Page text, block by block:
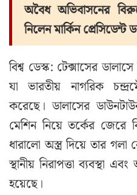
অবৈধ অভিবাসনের
নিলেন মার্কিন প্রেসিডেন্ট
বিশ্ব ডেস্ক: টেক্সাসের
যা ভারতীয় নাগরিক
করেছে। ডালাসের
মেশিন নিয়ে তর্কের
ধারালো অস্ত্র দিয়ে তার
স্থানীয় নিরাপত্তা ব্যবস্থা
হয়েছে।